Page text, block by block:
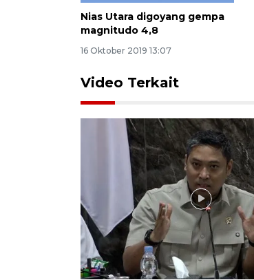
Nias Utara digoyang gempa
magnitudo 4,8
16 Oktober 2019 13:07
Video Terkait